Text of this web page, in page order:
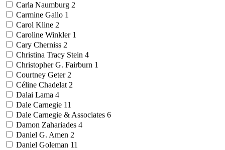
Carla Naumburg 2
Carmine Gallo 1
Carol Kline 2
Caroline Winkler 1
Cary Cherniss 2
Christina Tracy Stein 4
Christopher G. Fairburn 1
Courtney Geter 2
Céline Chadelat 2
Dalai Lama 4
Dale Carnegie 11
Dale Carnegie & Associates 6
Damon Zahariades 4
Daniel G. Amen 2
Daniel Goleman 11